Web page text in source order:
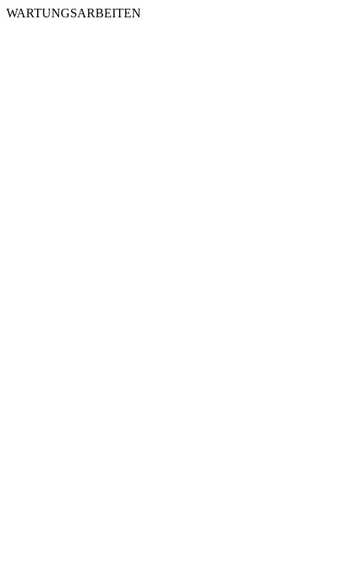
WARTUNGSARBEITEN